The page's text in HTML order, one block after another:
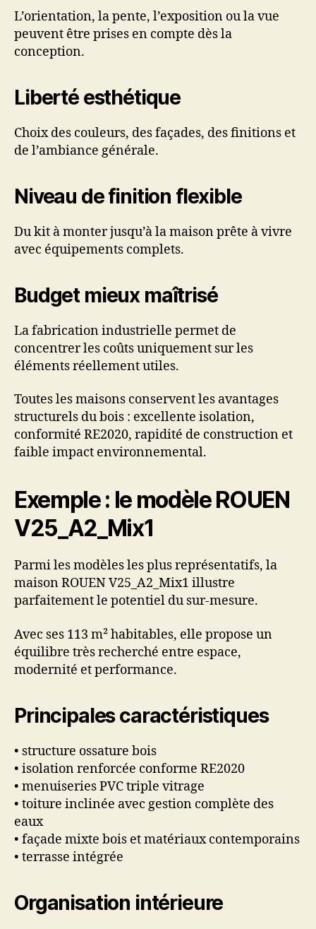
L’orientation, la pente, l’exposition ou la vue
peuvent être prises en compte dès la
conception.
Liberté esthétique
Choix des couleurs, des façades, des finitions et
de l’ambiance générale.
Niveau de finition flexible
Du kit à monter jusqu’à la maison prête à vivre
avec équipements complets.
Budget mieux maîtrisé
La fabrication industrielle permet de
concentrer les coûts uniquement sur les
éléments réellement utiles.
Toutes les maisons conservent les avantages
structurels du bois : excellente isolation,
conformité RE2020, rapidité de construction et
faible impact environnemental.
Exemple : le modèle ROUEN
V25_A2_Mix1
Parmi les modèles les plus représentatifs, la
maison ROUEN V25_A2_Mix1 illustre
parfaitement le potentiel du sur-mesure.
Avec ses 113 m² habitables, elle propose un
équilibre très recherché entre espace,
modernité et performance.
Principales caractéristiques
• structure ossature bois
• isolation renforcée conforme RE2020
• menuiseries PVC triple vitrage
• toiture inclinée avec gestion complète des
eaux
• façade mixte bois et matériaux contemporains
• terrasse intégrée
Organisation intérieure